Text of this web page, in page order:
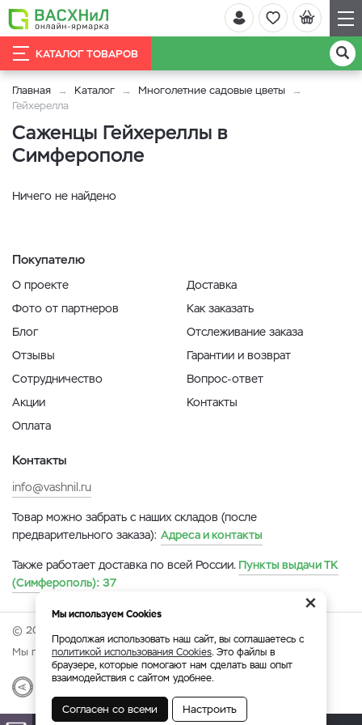
КАТАЛОГ ТОВАРОВ
Главная Каталог
Многолетние садовые цветы
Гейхерелла
Саженцы Гейхереллы в
Симферополе
Ничего не найдено
Покупателю
О проекте
Фото от партнеров
Блог
Отзывы
Сотрудничество
Акции
Оплата
Доставка
Как заказать
Отслеживание заказа
Гарантии и возврат
Вопрос-ответ
Контакты
Контакты
info@vashnil.ru
Товар можно забрать с наших складов (после
предварительного заказа): Адреса и контакты
Также работает доставка по всей России. Пункты выдачи ТК
(Симферополь): 37
© 2026 Онлайн-ярмарка ВАСХНиЛ.
Мы принимаем:
Разработка Веб-аналитика
×
Мы используем Cookies
Продолжая использовать наш сайт, вы соглашаетесь с
политикой использования Cookies. Это файлы в
браузере, которые помогают нам сделать ваш опыт
взаимодействия с сайтом удобнее.
Согласен со всеми Настроить